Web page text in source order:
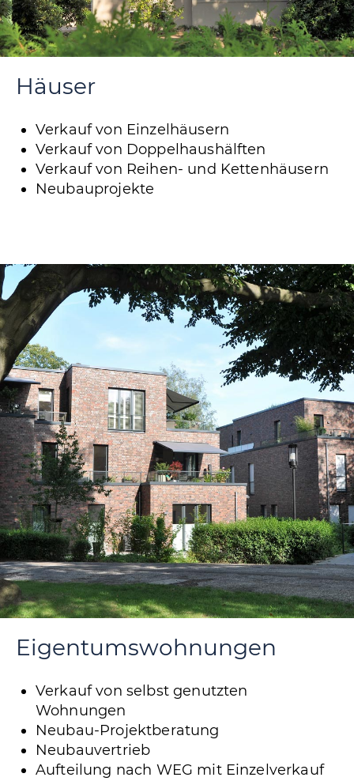
Häuser
Verkauf von Einzelhäusern
Verkauf von Doppelhaushälften
Verkauf von Reihen- und Kettenhäusern
Neubauprojekte
Eigentums­wohnungen
Verkauf von selbst genutzten
Wohnungen
Neubau-Projektberatung
Neubauvertrieb
Aufteilung nach WEG mit Einzelverkauf